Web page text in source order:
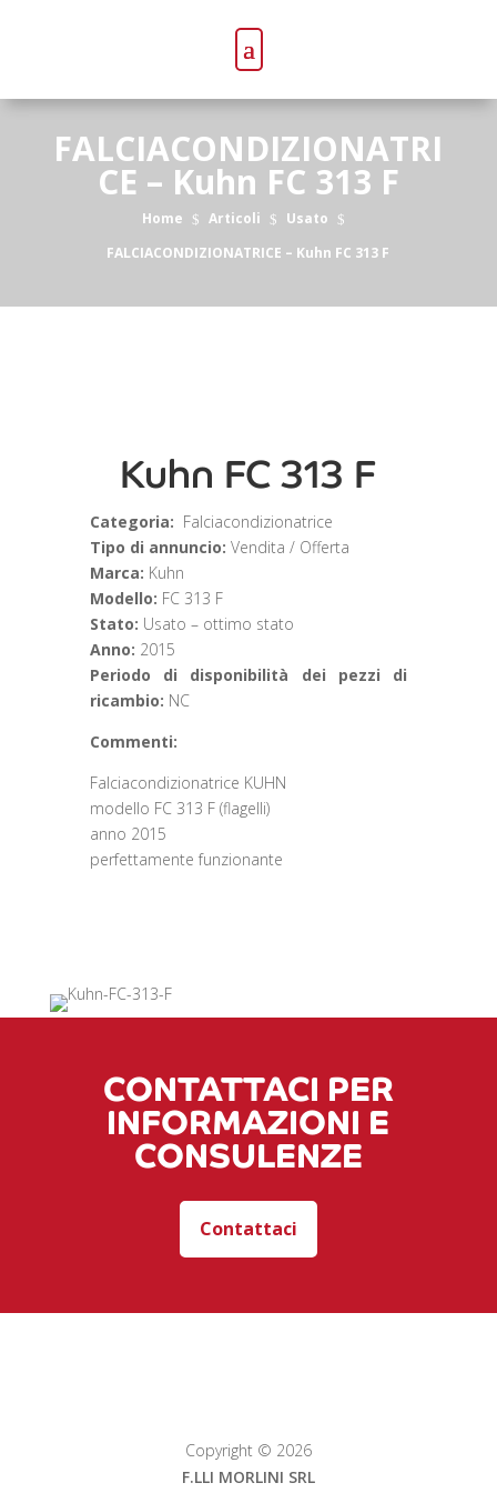
FALCIACONDIZIONATRI
CE – Kuhn FC 313 F
Home $ Articoli $ Usato $
FALCIACONDIZIONATRICE – Kuhn FC 313 F
Kuhn FC 313 F
Categoria: Falciacondizionatrice
Tipo di annuncio: Vendita / Offerta
Marca: Kuhn
Modello: FC 313 F
Stato: Usato – ottimo stato
Anno: 2015
Periodo di disponibilità dei pezzi di
ricambio: NC
Commenti:
Falciacondizionatrice KUHN
modello FC 313 F (flagelli)
anno 2015
perfettamente funzionante
CONTATTACI PER
INFORMAZIONI E
CONSULENZE
Contattaci
Copyright © 2026
F.LLI MORLINI SRL